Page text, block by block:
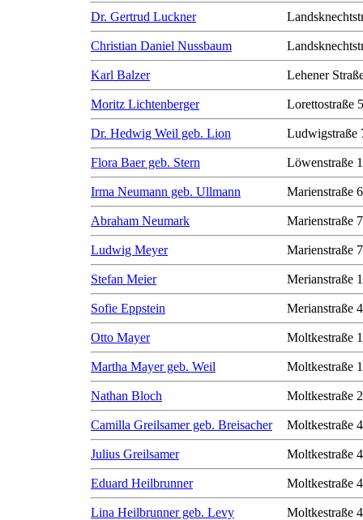
Dr. Gertrud Luckner
Christian Daniel Nussbaum
Karl Balzer Lehener
Moritz Lichtenberger Lorettostraße
Dr. Hedwig Weil geb. Lion Ludwigstraße
Flora Baer geb. Stern Löwenstraße 1
Irma Neumann geb. Ullmann Marienstraße 6
Abraham Neumark Marienstraße 7
Ludwig Meyer Marienstraße 7
Stefan Meier Merianstraße
Sofie Eppstein Merianstraße
Otto Mayer Moltkestraße
Martha Mayer geb. Weil Moltkestraße
Nathan Bloch Moltkestraße
Camilla Greilsamer geb. Breisacher Moltkestraße
Julius Greilsamer Moltkestraße
Eduard Heilbrunner Moltkestraße
Lina Heilbrunner geb. Levy Moltkestraße